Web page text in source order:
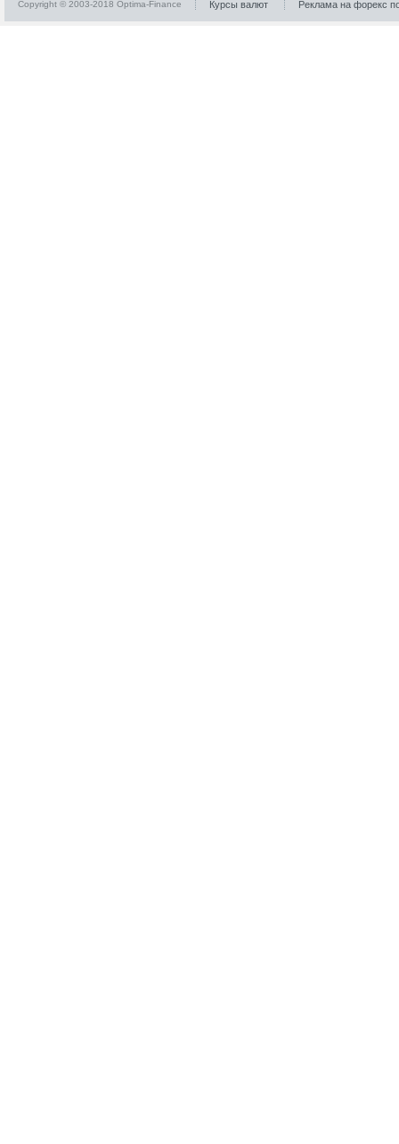
Copyright © 2003-2018 Optima-Finance Курсы валют Реклама на форекс